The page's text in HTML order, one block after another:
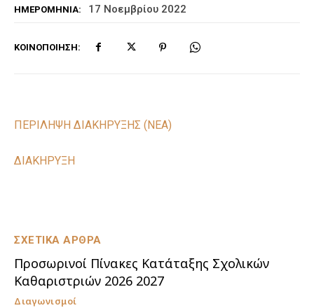
ΗΜΕΡΟΜΗΝΊΑ: 17 Νοεμβρίου 2022
ΚΟΙΝΟΠΟΊΗΣΗ:
ΣΧΕΤΙΚΑ ΑΡΘΡΑ
Προσωρινοί Πίνακες Κατάταξης Σχολικών
Καθαριστριών 2026 2027
Διαγωνισμοί
ΠΕΡΙΛΗΨΗ ΔΙΑΚΗΡΥΞΗΣ (ΝΕΑ)
ΔΙΑΚΗΡΥΞΗ